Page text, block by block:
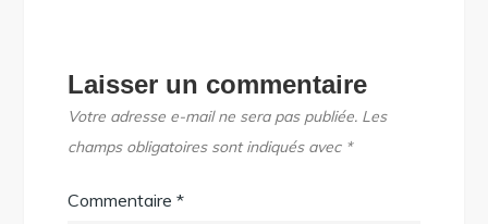
Laisser un commentaire
Votre adresse e-mail ne sera pas publiée. Les
champs obligatoires sont indiqués avec *
Commentaire*